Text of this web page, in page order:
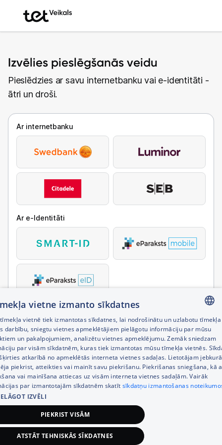
Izvēlies pieslēgšanās veidu
Pieslēdzies ar savu internetbanku vai e-identitāti -
ātri un droši.
Ar internetbanku
Ar e-Identitāti
LATVIAN
RUSSIAN
ENGLISH
vietne izmanto sīkdatnes
vietnē tiek izmantotas sīkdatnes, lai nodrošinātu un uzlabotu tīmekļa
darbību, sniegtu vietnes apmeklētājiem pielāgotu informāciju par mūsu
un pakalpojumiem, analizētu vietnes apmeklējumu. Zemāk sniedzam
par visām sīkdatnēm, kuras tiek izmantotas mūsu tīmekļa vietnēs.
atkarībā no apmeklētās interneta vietnes sadaļas. Lietotājam
piekrist, atteikties vai mainīt savu piekrišanu. Piekrišanas sniegšana, kā
vai mainīšana attiecas uz visām interneta vietnes sadaļām. Vairāk
par izmantotajām sīkdatnēm skatīt sīkdatņu izmantošanas
IZVĒLI
PIEKRIST VISĀM
ATSTĀT TEHNISKĀS SĪKDATNES